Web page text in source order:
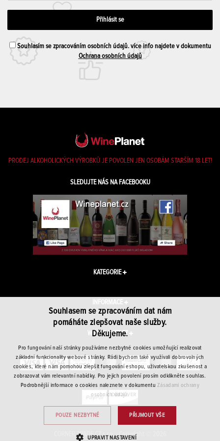
Souhlasím se zpracováním osobních údajů. více info najdete v dokumentu
Ochrana osobních údajů
PRODEJ ALKOHOLICKÝCH VÝROBKŮ JE POVOLEN JEN OSOBÁM STARŠÍM 18 LET!
SLEDUJTE NÁS NA FACEBOOKU
KATEGORIE
INFORMACE
WINEPLANET.CZ
CORNER TRADE CZ s.r.o. · Copyright © 2026
Souhlasem se zpracováním dat nám
pomáháte zlepšovat naše služby.
Děkujeme.
Pro fungování naší stránky používáme nezbytné cookies umožňující realizovat
základní funkcionality webové stránky. Rádi bychom také využívali dobrovolných
cookies, které nám pomohou zlepšit fungování eshopu, uživatelskou zkušenost a
zobrazovat vám relevantní nabídky. Pro jejich povolení prosím odklikněte souhlas.
Podrobnější informace o cookies naleznete v dokumentuZásadami ochrany
osobních údajů.
PŘIJMOUT VŠE
POUZE NEZBYTNÉ
UPRAVIT NASTAVENÍ